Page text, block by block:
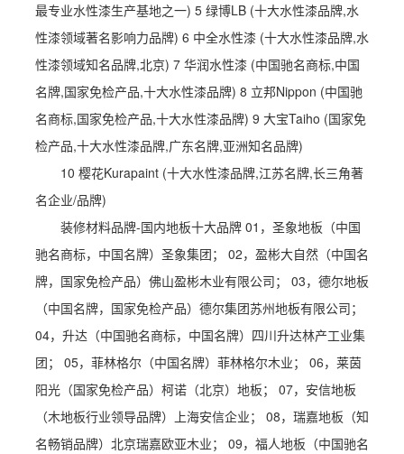
最专业水性漆生产基地之一) 5 绿博LB (十大水性漆品牌,水
性漆领域著名影响力品牌) 6 中全水性漆 (十大水性漆品牌,水
性漆领域知名品牌,北京) 7 华润水性漆 (中国驰名商标,中国
名牌,国家免检产品,十大水性漆品牌) 8 立邦Nippon (中国驰
名商标,国家免检产品,十大水性漆品牌) 9 大宝Taiho (国家免
检产品,十大水性漆品牌,广东名牌,亚洲知名品牌)
10 樱花Kurapaint (十大水性漆品牌,江苏名牌,长三角著
名企业/品牌)
装修材料品牌-国内地板十大品牌 01，圣象地板（中国
驰名商标，中国名牌）圣象集团； 02，盈彬大自然（中国名
牌，国家免检产品）佛山盈彬木业有限公司； 03，德尔地板
（中国名牌，国家免检产品）德尔集团苏州地板有限公司；
04，升达（中国驰名商标，中国名牌）四川升达林产工业集
团； 05，菲林格尔（中国名牌）菲林格尔木业； 06，莱茵
阳光（国家免检产品）柯诺（北京）地板； 07，安信地板
（木地板行业领导品牌）上海安信企业； 08，瑞嘉地板（知
名畅销品牌）北京瑞嘉欧亚木业； 09，福人地板（中国驰名